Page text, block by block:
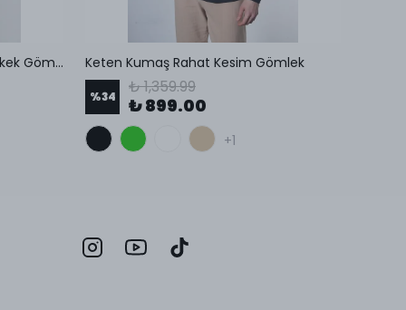
Modal Uzun Kol Rahat Kesim Erkek Gömlek Keten Kumaş Rahat Kesim Gömlek
%34 ₺ 1,359.99
₺ 899.00
+1